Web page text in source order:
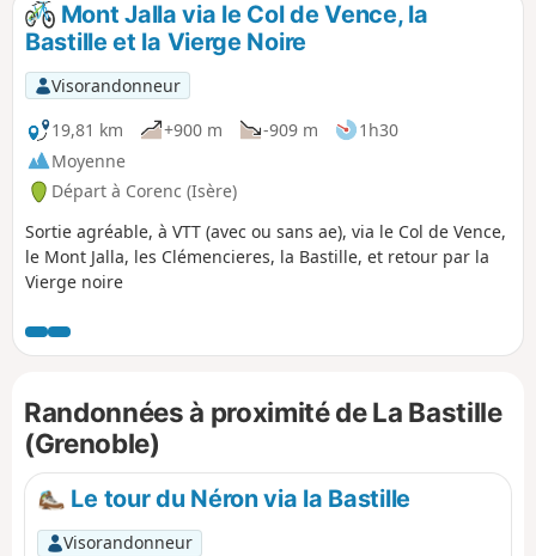
Mont Jalla via le Col de Vence, la
Bastille et la Vierge Noire
Visorandonneur
19,81 km
+900 m -909 m
1h30
Moyenne
Départ à Corenc (Isère)
Sortie agréable, à VTT (avec ou sans ae), via le Col de Vence,
le Mont Jalla, les Clémencieres, la Bastille, et retour par la
Vierge noire
Randonnées à proximité de La Bastille
(Grenoble)
Le tour du Néron via la Bastille
Visorandonneur